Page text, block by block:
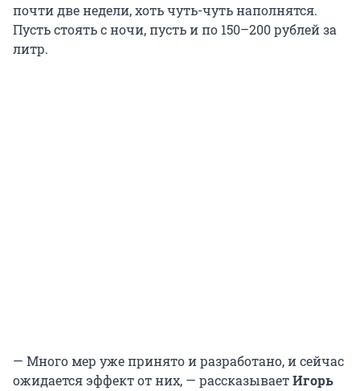
почти две недели, хоть чуть-чуть наполнятся.
Пусть стоять с ночи, пусть и по 150–200 рублей за
литр.
— Много мер уже принято и разработано, и сейчас
ожидается эффект от них, — рассказываетИгорь